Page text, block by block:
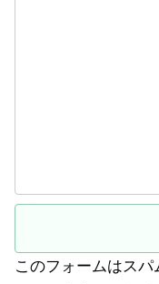
このフォームはス